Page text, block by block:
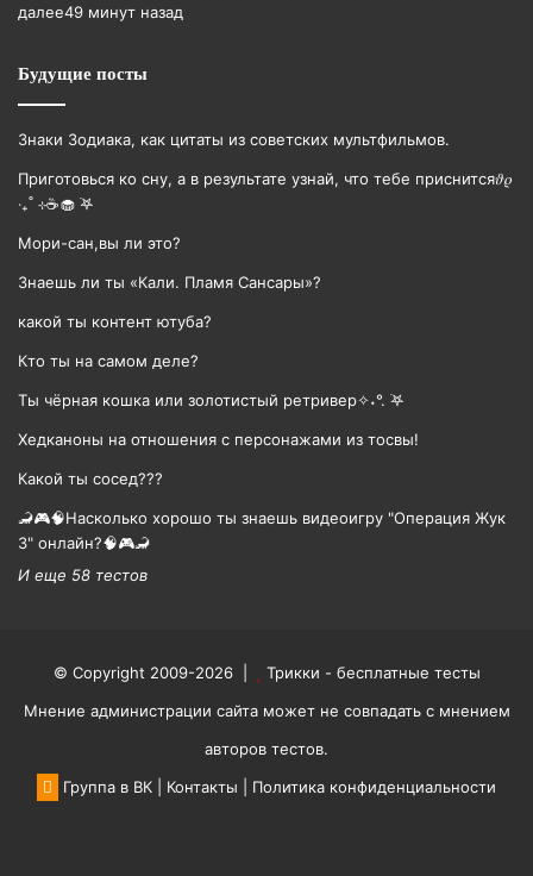
далее49 минут назад
Будущие посты
Знаки Зодиака, как цитаты из советских мультфильмов.
Приготовься ко сну, а в результате узнай, что тебе приснится𝜗𝜚
‧₊˚ ⊹☕️🧁 ࣪𖤐
Мори-сан,вы ли это?
Знаешь ли ты «Кали. Пламя Сансары»?
какой ты контент ютуба?
Кто ты на самом деле?
Ты чёрная кошка или золотистый ретривер✧˖°. ࣪𖤐
Хедканоны на отношения с персонажами из тосвы!
Какой ты сосед???
🦂🎮🧠Насколько хорошо ты знаешь видеоигру "Операция Жук
3" онлайн?🧠🎮🦂
И еще 58 тестов
© Copyright 2009-2026 |
Трикки - бесплатные тесты
Мнение администрации сайта может не совпадать с мнением
авторов тестов.
Группа в ВК
Контакты Политика конфиденциальности